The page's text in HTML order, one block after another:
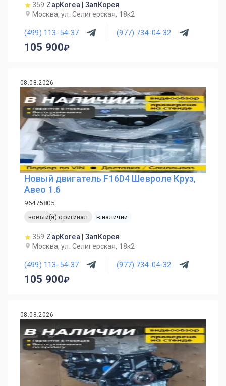
359 ZapKorea | ЗапКорея
Москва, ул. Селигерская, 18к2
(499) 113-54-37 (977) 734-04-32
105 900
08.08.2026
Новый двигатель F16D4 Шевроле Круз,
Авео 1.6
96475805
новый(я) оригинал
в наличии
359 ZapKorea | ЗапКорея
Москва, ул. Селигерская, 18к2
(499) 113-54-37 (977) 734-04-32
105 900
08.08.2026